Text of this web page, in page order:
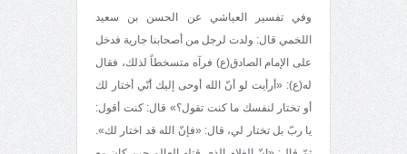
وفي تفسير العياشي عن الحسن بن سعيد
اللخمي قال: ولدت لرجل من أصحابنا جارية فدخل
على الإمام الصادق(ع) فرآه متسخطاً لذلك، فقال
له(ع): «أرأيت لو أنّ الله أوحى إليك أنّي أختار لك
أو تختار لنفسك ما كنت تقول؟» قال: كنت أقول:
يا ربّ بل تختار لي، قال: «فإنّ الله قد اختار لك».